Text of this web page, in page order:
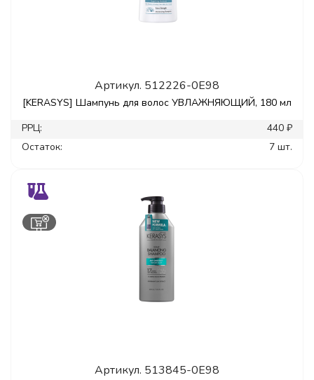
Артикул. 512226-0E98
[KERASYS] Шампунь для волос УВЛАЖНЯЮЩИЙ, 180 мл
РРЦ:
440 ₽
Остаток:
7 шт.
Артикул. 513845-0E98